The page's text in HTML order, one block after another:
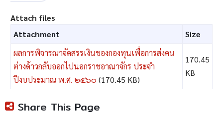
Attach files
Attachment
Size
ผลการพิจารณาจัดสรรเงินของกองทุนเพื่อการส่งคน
ต่างด้าวกลับออกไปนอกราชอาณาจักร ประจำ
ปีงบประมาณ พ.ศ. ๒๕๖๐ (170.45 KB)
170.45
KB
Share This Page